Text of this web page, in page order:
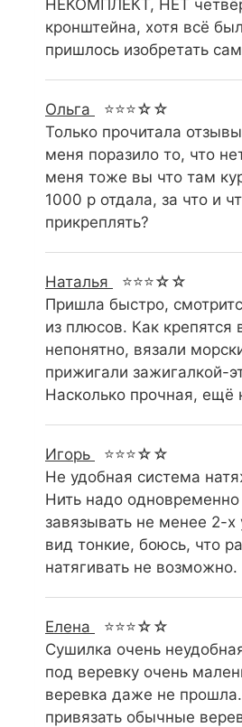
НЕКОМПЛЕКТ, НЕТ
кронштейна, хотя всё
пришлось изобретать
Ольга
⭐⭐⭐☆☆
Только прочитала
меня поразило то, что
меня тоже вы что там
1000 р отдала, за что и
прикреплять?
Наталья
⭐⭐⭐☆☆
Пришла быстро,
из плюсов. Как крепятся
непонятно, вязали
прижигали зажигалкой-
Насколько прочная, ещё
Игорь
⭐⭐⭐☆☆
Не удобная система
Нить надо одновременно
завязывать не менее 2-х
вид тонкие, боюсь, что
натягивать не возможно.
Елена
⭐⭐⭐☆☆
Сушилка очень
под веревку очень
веревка даже не
привязать обычные